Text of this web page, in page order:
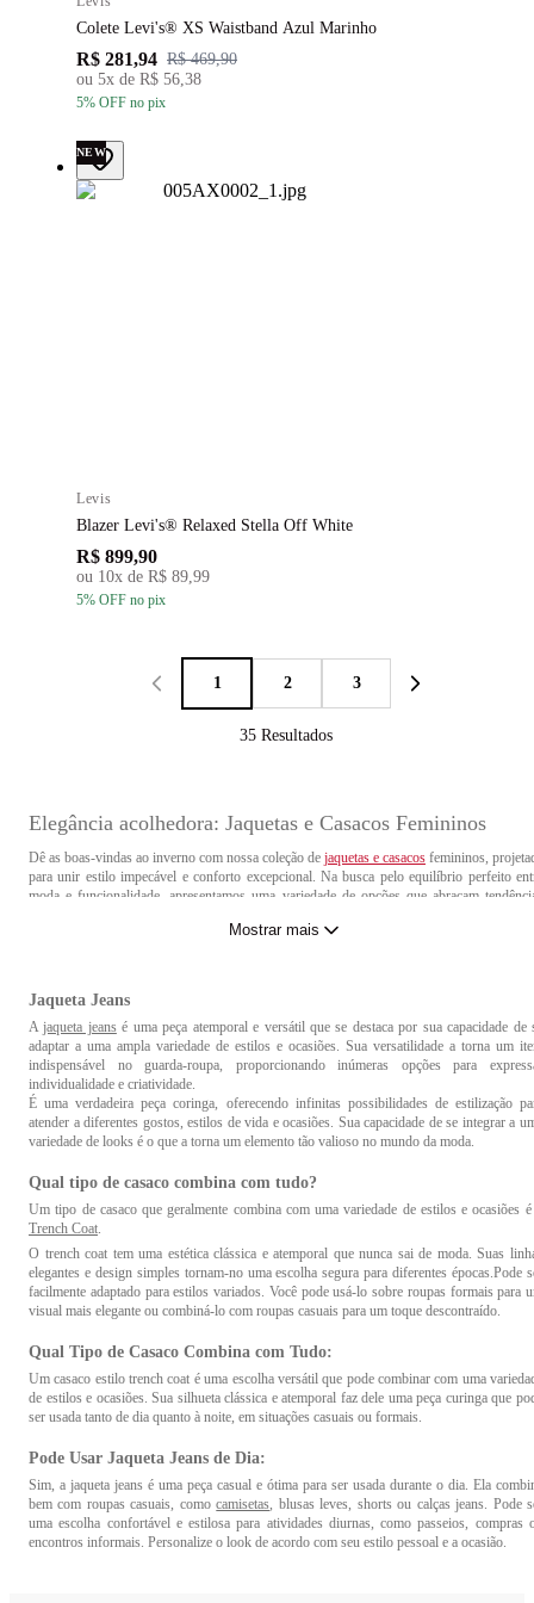
Colete Levi's® XS Waistband Azul Marinho
R$ 281,94 R$ 469,90
ou 5x de R$ 56,38
5% OFF no pix
NEW
Levis
Blazer Levi's® Relaxed Stella Off White
R$ 899,90
ou 10x de R$ 89,99
5% OFF no pix
1 2 3
35 Resultados
Elegância acolhedora: Jaquetas e Casacos Femininos
Dê as boas-vindas ao inverno com nossa coleção de jaquetas e casacos femininos,
para unir estilo impecável e conforto excepcional. Na busca pelo equilíbrio perfeito
moda e funcionalidade, apresentamos uma variedade de opções que abraçam
A principal diferença entre casacos e jaquetas geralmente está na sua função e
comprimento. Casacos tendem a ser peças mais longas, muitas vezes indo até a altura
quadril ou abaixo dele, enquanto as jaquetas são geralmente mais curtas, terminando
cintura ou um pouco abaixo dela. Além disso, os casacos são frequentemente
climas mais frios e são projetados para oferecer mais cobertura.
A escolha perfeita: Casaco
funcionalidade da peça. Aqui estão algumas dicas para ajudar você a encontrar o
ideal:
• Clima e Finalidade: Considere o clima local e o propósito do casaco, se é para o
rigoroso, um casaco acolchoado ou de lã pode ser adequado.
• Estilo Pessoal: Escolha um estilo que se alinhe com sua preferência pessoal. Casacos
em uma variedade de estilos, desde os clássicos até os mais modernos e casuais.
se de que a peça escolhida reflete seu gosto e se integra ao seu guarda-roupa existente.
materiais de alta qualidade para garantir durabilidade e conforto. Verifique os detalhes
Quais são os tipos de casacos?
Existem diversos tipos de casacos, cada um com características específicas que se
casacos e que você encontra aqui na Levi's: Casaco jeans, Puffer, Blazers, Corta-vento…
Qual jaqueta está na moda?
Mostrar mais
Jaqueta Jeans
Ajaqueta jeansé uma peça atemporal e versátil que se destaca por sua capacidade de
adaptar a uma ampla variedade de estilos e ocasiões. Sua versatilidade a torna um
indispensável no guarda-roupa, proporcionando inúmeras opções para
individualidade e criatividade.
É uma verdadeira peça coringa, oferecendo infinitas possibilidades de estilização
atender a diferentes gostos, estilos de vida e ocasiões. Sua capacidade de se integrar a
variedade de looks é o que a torna um elemento tão valioso no mundo da moda.
Qual tipo de casaco combina com tudo?
Um tipo de casaco que geralmente combina com uma variedade de estilos e ocasiões
Trench Coat.
O trench coat tem uma estética clássica e atemporal que nunca sai de moda. Suas
elegantes e design simples tornam-no uma escolha segura para diferentes épocas.Pode
facilmente adaptado para estilos variados. Você pode usá-lo sobre roupas formais para
visual mais elegante ou combiná-lo com roupas casuais para um toque descontraído.
Qual Tipo de Casaco Combina com Tudo:
Um casaco estilo trench coat é uma escolha versátil que pode combinar com uma
de estilos e ocasiões. Sua silhueta clássica e atemporal faz dele uma peça curinga que
ser usada tanto de dia quanto à noite, em situações casuais ou formais.
Pode Usar Jaqueta Jeans de Dia:
Sim, a jaqueta jeans é uma peça casual e ótima para ser usada durante o dia. Ela
bem com roupas casuais, comocamisetas, blusas leves, shorts ou calças jeans. Pode
uma escolha confortável e estilosa para atividades diurnas, como passeios, compras
encontros informais. Personalize o look de acordo com seu estilo pessoal e a ocasião.